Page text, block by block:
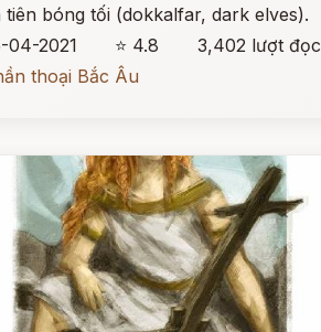
tiên bóng tối (dokkalfar, dark elves).
04-2021
⭐ 4.8
3,402 lượt đọc
thoại Bắc Âu